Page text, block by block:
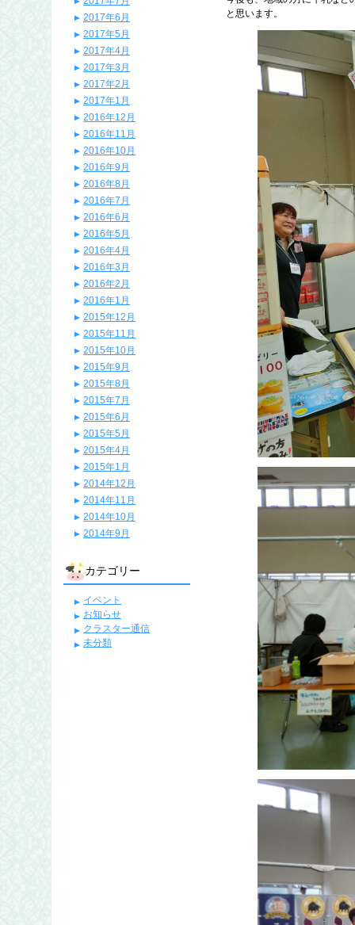
と思います。
2017年6月
2017年5月
2017年4月
2017年3月
2017年2月
2017年1月
2016年12月
2016年11月
2016年10月
2016年9月
2016年8月
2016年7月
2016年6月
2016年5月
2016年4月
2016年3月
2016年2月
2016年1月
2015年12月
2015年11月
2015年10月
2015年9月
2015年8月
2015年7月
2015年6月
2015年5月
2015年4月
2015年1月
2014年12月
2014年11月
2014年10月
2014年9月
カテゴリー
イベント
お知らせ
クラスター通信
未分類